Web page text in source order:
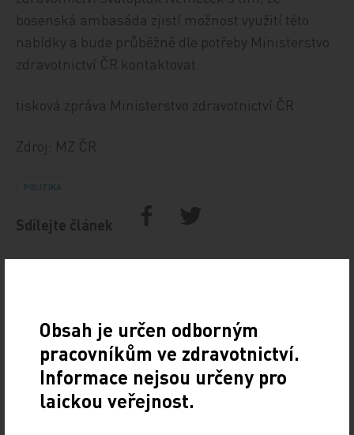
bosenská ambasáda zjistí možnost využití této
nabídky a bude průběžně dle potřeby Ministerstvo
zdravotnictví ČR kontaktovat.
tisková zpráva Ministerstvo zdravotnictví ČR
Zdroj: MZ ČR
POLITIKA
Sdílejte článek
Doporučené
Obsah je určen odborným
pracovníkům ve zdravotnictví.
Informace nejsou určeny pro
laickou veřejnost.